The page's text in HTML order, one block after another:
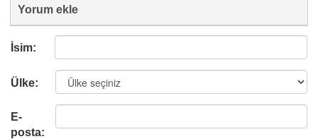
Yorum ekle
İsim:
Ülke:
E-
posta: